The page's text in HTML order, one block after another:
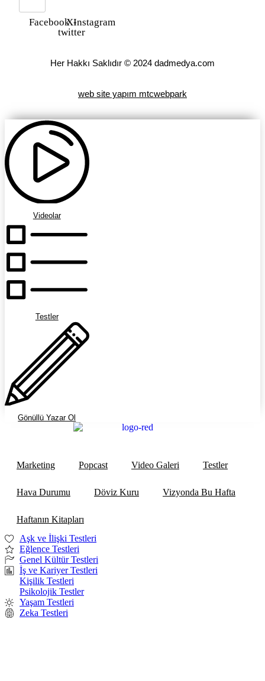
FacebookX-
twitter
Instagram
Her Hakkı Saklıdır © 2024 dadmedya.com
web site yapım mtcwebpark
Videolar
Testler
Gönüllü Yazar Ol
Marketing Popcast Video Galeri Testler
Hava Durumu Döviz Kuru Vizyonda Bu Hafta
Haftanın Kitapları
Aşk ve İlişki Testleri
Eğlence Testleri
Genel Kültür Testleri
İş ve Kariyer Testleri
Kişilik Testleri
Psikolojik Testler
Yaşam Testleri
Zeka Testleri